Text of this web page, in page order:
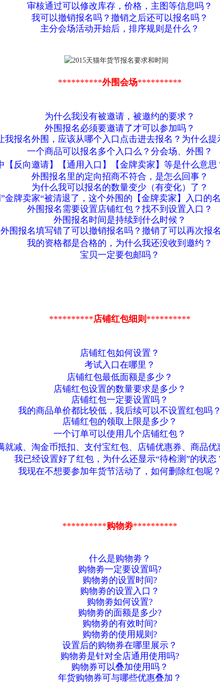
审核通过可以修改库存，价格，主图等信息吗？
我可以撤销报名吗？撤销之后还可以报名吗？
主分会场活动开始后，排序规则是什么？
**********外围会场**********
为什么我没有被邀请，被邀约的要求？
外围报名必须要邀请了才可以参加吗？
我报名外围，应该从哪个入口点击进去报名？为什么提
一个商品可以报名多个入口么？分会场、外围？
【反向邀请】【通用入口】【金牌卖家】等是什么意思
外围报名里的定向招商不符合，是怎么回事？
为什么我可以报名的数量变少（有变化）了？
金牌卖家“被清退了，这个外围的【金牌卖家】入口的
外围报名需要设置店铺红包？找不到设置入口？
外围报名时间是持续到什么时候？
外围报名填写错了可以撤销报名吗？撤销了可以再次报
我的资格都是合格的，为什么我还没收到邀约？
宝贝一定要包邮吗？
**********店铺红包细则 **********
店铺红包如何设置？
考试入口在哪里？
店铺红包最低面额是多少？
店铺红包设置的数量要求是多少？
店铺红包一定要设置吗？
我的商品单价都比较低，我后续可以不设置红包吗？
店铺红包的领取上限是多少？
一个订单可以使用几个店铺红包？
就减、淘金币抵扣、支付宝红包、店铺优惠券、商品优
我已经设置好了红包，为什么还显示“待检测”的状态
我现在不想要参加年货节活动了，如何删除红包呢？
**********购物劵**********
什么是购物劵？
购物劵一定要设置吗?
购物劵的设置时间?
购物劵的设置入口？
购物劵如何设置?
购物劵的面额是多少?
购物劵的有效时间?
购物劵的使用规则?
设置后的购物券在哪里展示？
购物劵是针对全店通用使用吗?
购物券可以叠加使用吗？
年货购物券可与哪些优惠叠加？